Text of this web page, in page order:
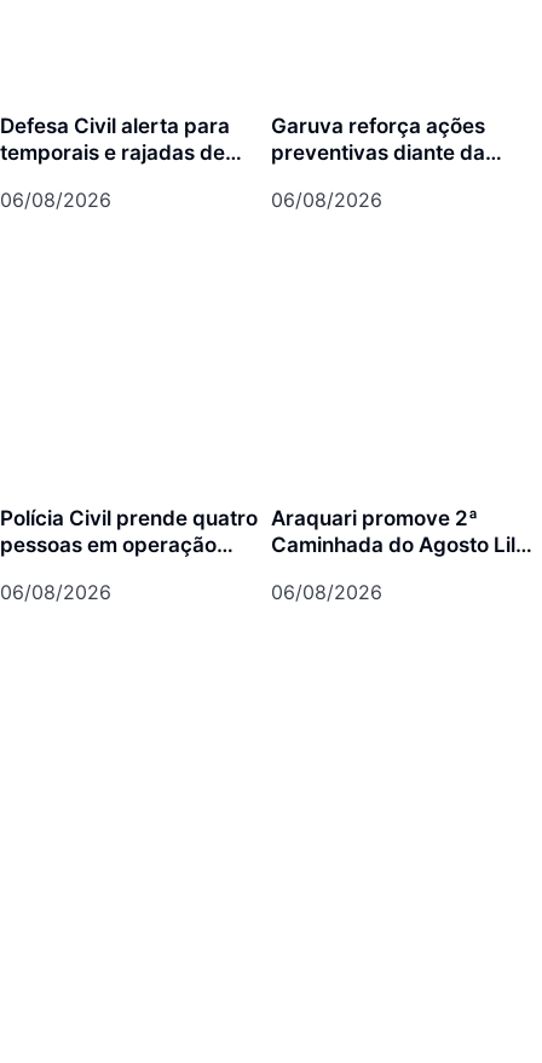
Defesa Civil alerta para
temporais e rajadas de
Joinville
06/08/2026
Garuva reforça ações
preventivas diante da
Niño
06/08/2026
Polícia Civil prende quatro
pessoas em operação
silvestres
06/08/2026
Araquari promove 2ª
Caminhada do Agosto Lilás
06/08/2026